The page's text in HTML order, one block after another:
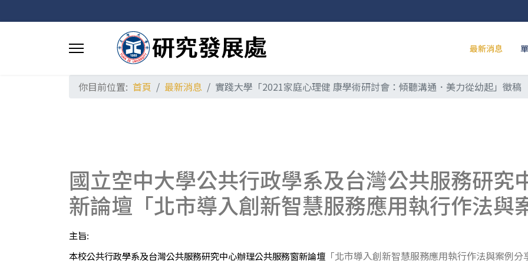
最新消息
你目前位置: 首頁 最新消息 實踐大學「2021家庭心理健 康學術研討會：傾聽溝通．美力從幼起」徵稿
國立空中大學公共行政學系及台灣公共服務研究
新論壇「北市導入創新智慧服務應用執行作法與
主旨:
本校公共行政學系及台灣公共服務研究中心辦理公共服務窗新論壇 「北市導入創新智慧服務應用執行作法與案例